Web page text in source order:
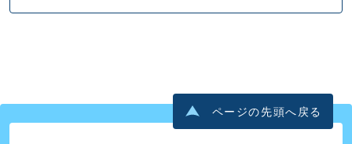
ページの先頭へ戻る